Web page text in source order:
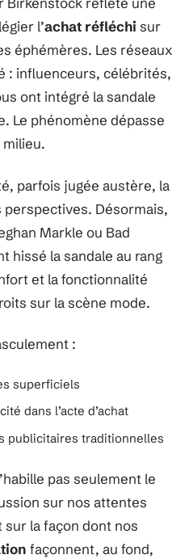
l’achat réfléchi sur
éphémères. Les réseaux
: influenceurs, célébrités,
ont intégré la sandale
Le phénomène dépasse
milieu.
parfois jugée austère, la
Désormais,
Markle ou Bad
hissé la sandale au rang
et la fonctionnalité
sur la scène mode.
:
superficiels
dans l’acte d’achat
publicitaires traditionnelles
pas seulement le
sur nos attentes
la façon dont nos
façonnent, au fond,